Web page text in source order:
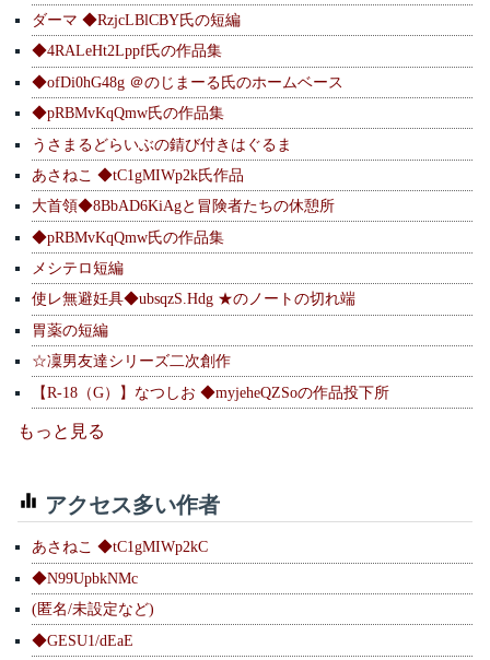
ダーマ ◆RzjcLBlCBY氏の短編
◆4RALeHt2Lppf氏の作品集
◆ofDi0hG48g ＠のじまーる氏のホームベース
◆pRBMvKqQmw氏の作品集
うさまるどらいぶの錆び付きはぐるま
あさねこ ◆tC1gMIWp2k氏作品
大首領◆8BbAD6KiAgと冒険者たちの休憩所
◆pRBMvKqQmw氏の作品集
メシテロ短編
使レ無避妊具◆ubsqzS.Hdg ★のノートの切れ端
胃薬の短編
☆凜男友達シリーズ二次創作
【R-18（G）】なつしお ◆myjeheQZSoの作品投下所
もっと見る
アクセス多い作者
あさねこ ◆tC1gMIWp2kC
◆N99UpbkNMc
(匿名/未設定など)
◆GESU1/dEaE